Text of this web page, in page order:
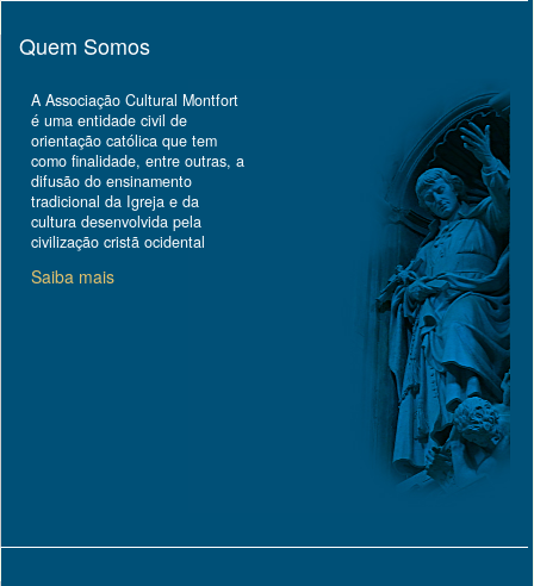
Quem Somos
A Associação Cultural Montfort
é uma entidade civil de
orientação católica que tem
como finalidade, entre outras, a
difusão do ensinamento
tradicional da Igreja e da
cultura desenvolvida pela
civilização cristã ocidental
Saiba mais